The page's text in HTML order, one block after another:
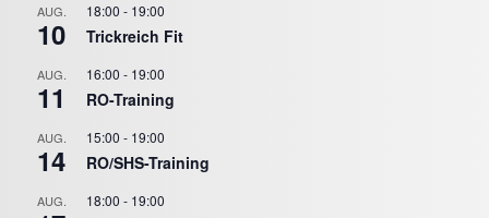
AUG.
10
18:00 - 19:00
Trickreich Fit
AUG.
11
16:00 - 19:00
RO-Training
AUG.
14
15:00 - 19:00
RO/SHS-Training
AUG. 18:00 - 19:00